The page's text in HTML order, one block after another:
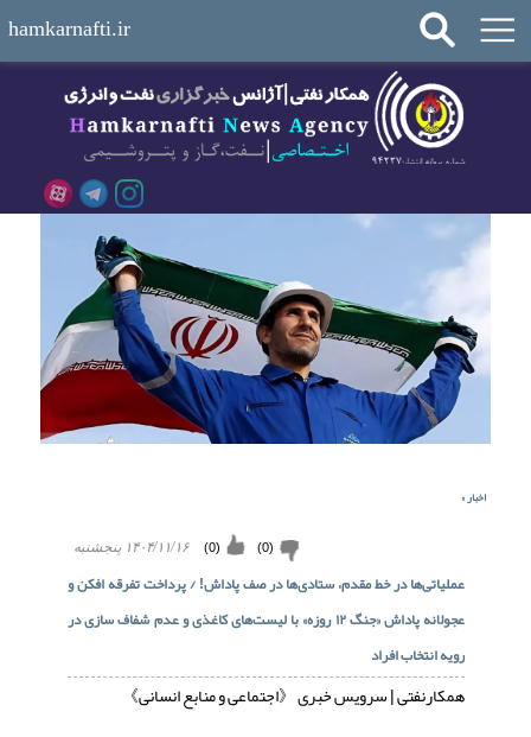
hamkarnafti.ir
اخبار»
۱۴۰۴/۱۱/۱۶ پنجشنبه (
0
) (
0
)
عملیاتی‌ها در خط مقدم، ستادی‌ها در صف پاداش! / پرداخت تفرقه افکن و
عجولانه پاداش «جنگ ۱۲ روزه» با لیست‌های کاغذی و عدم شفاف سازی در
رویه انتخاب افراد
همکارنفتی | سرویس خبری 《اجتماعی و منابع انسانی》